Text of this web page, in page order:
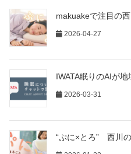
makuakeで注目の
2026-04-27
IWATA眠りのAIが地
2026-03-31
“ぷに×とろ” 西川